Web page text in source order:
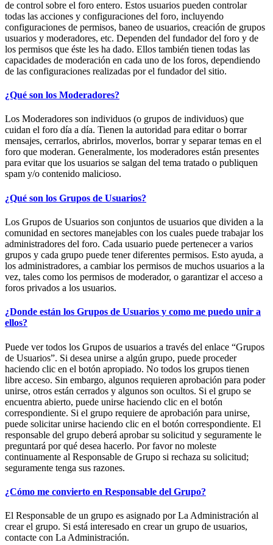
de control sobre el foro entero. Estos usuarios pueden controlar
todas las acciones y configuraciones del foro, incluyendo
configuraciones de permisos, baneo de usuarios, creación de grupos
usuarios y moderadores, etc. Dependen del fundador del foro y de
los permisos que éste les ha dado. Ellos también tienen todas las
capacidades de moderación en cada uno de los foros, dependiendo
de las configuraciones realizadas por el fundador del sitio.
¿Qué son los Moderadores?
Los Moderadores son individuos (o grupos de individuos) que
cuidan el foro día a día. Tienen la autoridad para editar o borrar
mensajes, cerrarlos, abrirlos, moverlos, borrar y separar temas en el
foro que moderan. Generalmente, los moderadores están presentes
para evitar que los usuarios se salgan del tema tratado o publiquen
spam y/o contenido malicioso.
¿Qué son los Grupos de Usuarios?
Los Grupos de Usuarios son conjuntos de usuarios que dividen a la
comunidad en sectores manejables con los cuales puede trabajar los
administradores del foro. Cada usuario puede pertenecer a varios
grupos y cada grupo puede tener diferentes permisos. Esto ayuda, a
los administradores, a cambiar los permisos de muchos usuarios a la
vez, tales como los permisos de moderador, o garantizar el acceso a
foros privados a los usuarios.
¿Donde están los Grupos de Usuarios y como me puedo unir a
ellos?
Puede ver todos los Grupos de usuarios a través del enlace “Grupos
de Usuarios”. Si desea unirse a algún grupo, puede proceder
haciendo clic en el botón apropiado. No todos los grupos tienen
libre acceso. Sin embargo, algunos requieren aprobación para poder
unirse, otros están cerrados y algunos son ocultos. Si el grupo se
encuentra abierto, puede unirse haciendo clic en el botón
correspondiente. Si el grupo requiere de aprobación para unirse,
puede solicitar unirse haciendo clic en el botón correspondiente. El
responsable del grupo deberá aprobar su solicitud y seguramente le
preguntará por qué desea hacerlo. Por favor no moleste
continuamente al Responsable de Grupo si rechaza su solicitud;
seguramente tenga sus razones.
¿Cómo me convierto en Responsable del Grupo?
El Responsable de un grupo es asignado por La Administración al
crear el grupo. Si está interesado en crear un grupo de usuarios,
contacte con La Administración.